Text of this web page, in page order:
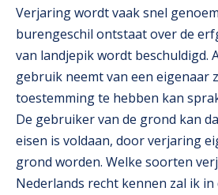
Verjaring wordt vaak snel
burengeschil ontstaat over de
van landjepik wordt beschuldigd.
gebruik neemt van een eigenaar
toestemming te hebben kan
De gebruiker van de grond kan
eisen is voldaan, door verjaring
grond worden. Welke soorten
Nederlands recht kennen zal ik